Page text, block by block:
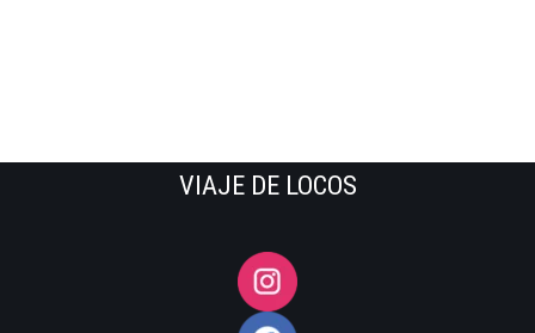
VIAJE DE LOCOS